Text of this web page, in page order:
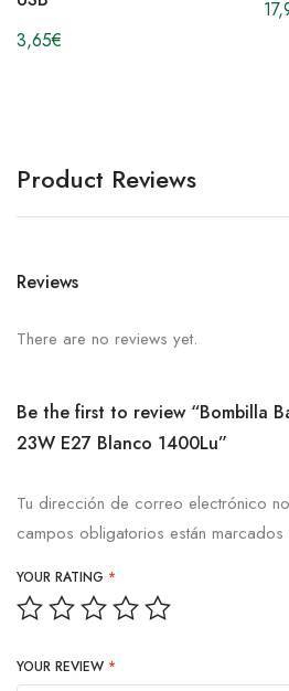
3,65€
Product Reviews
Reviews
There are no reviews yet.
Be the first to review “Bombilla
23W E27 Blanco 1400Lu”
Tu dirección de correo electrónico
campos obligatorios están marcados
YOUR RATING *
YOUR REVIEW *